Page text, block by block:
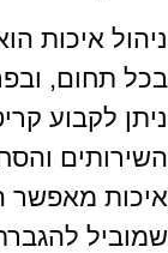
ניהול איכות
בכל תחום,
ניתן לקבוע
השירותים
איכות מאפשר
שמוביל